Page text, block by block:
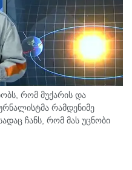
რომ მუქარის და
რამდენიმე
ჩანს, რომ მას უცნობი
გაყოლას აიძულებს.